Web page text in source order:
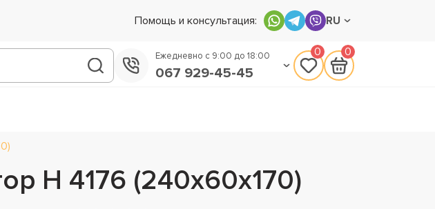
Помощь и консультация: RU
Ежедневно с 9:00 до 18:00
067 929-45-45
0 0
Н 4176 (240х60х170)